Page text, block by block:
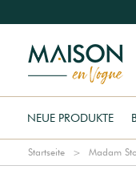
NEUE PRODUKTE
Startseite Madam